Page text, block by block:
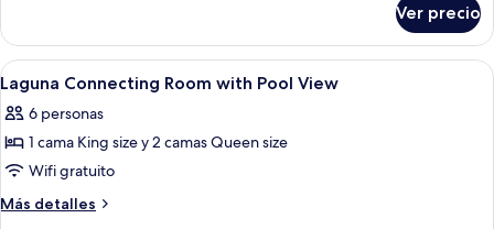
alberca
(Laguna
Pool
View
Connecting
Room)
habitaciones
conectadas,
vista
la
alberca
Pool
View
Connecting
Ver precio
Abrir
todas
las
fotos
de
Laguna
Ropa de cama de alta calidad,
9
Laguna Connecting Room with Pool View
6 personas
1 cama King size y 2 camas Queen size
Wifi gratuito
Más detalles
Más